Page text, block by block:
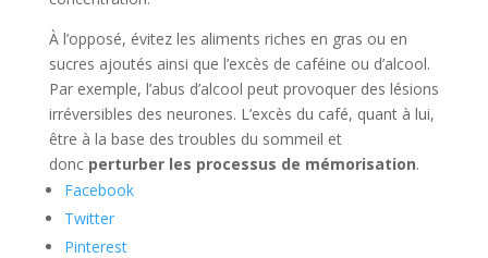
À l’opposé, évitez les aliments riches en gras ou en
sucres ajoutés ainsi que l’excès de caféine ou d’alcool.
Par exemple, l’abus d’alcool peut provoquer des lésions
irréversibles des neurones. L’excès du café, quant à lui,
être à la base des troubles du sommeil et
donc perturber les processus de mémorisation.
Facebook
Twitter
Pinterest